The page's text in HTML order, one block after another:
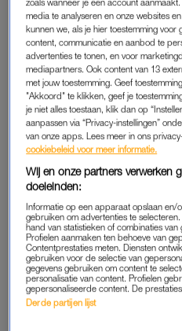
je m’n oplader gezien?”, gaat
wifi doet raar”, ligt 24/7 op de
uitzetten?”, onderschat die niet.
dénkt dat de puber eindelijk in
een bloedneus of griezeldroom.
Je kunt me niet vertellen dat
vervolgens Snapchattende
deuntjedu bist gut genugdoor
het feest nog doorgezet kan
mag het lijf wel willen, mentaal
libidodát er is verdwijnt als
knap lastig als er beneden
meme.
zoals wanneer je een account
media te analyseren en onze websites
kunnen we, als je hier toestemming
content, communicatie en aanbod te
advertenties te tonen, en voor
mediapartners. Ook content van 13
met jouw toestemming. Geef
"Akkoord" te klikken, geef je
je niet alles toestaan, klik dan op
aanpassen via “Privacy-instellingen”
van onze apps. Lees meer in ons
cookiebeleid voor meer informatie.
Wij en onze partners verwerken
doeleinden:
Informatie op een apparaat opslaan en/
gebruiken om advertenties te
hand van statistieken of combinaties
Profielen aanmaken ten behoeve van
Contentprestaties meten. Diensten
gebruiken voor de selectie van
gegevens gebruiken om content te
personalisatie van content. Profielen
gepersonaliseerde content. De
Derde partijen lijst